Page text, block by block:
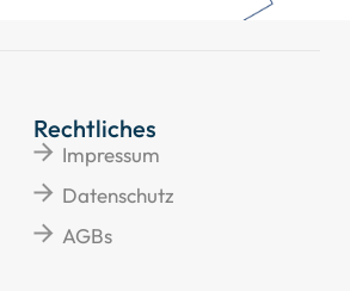
Rechtliches
Impressum
Datenschutz
AGBs